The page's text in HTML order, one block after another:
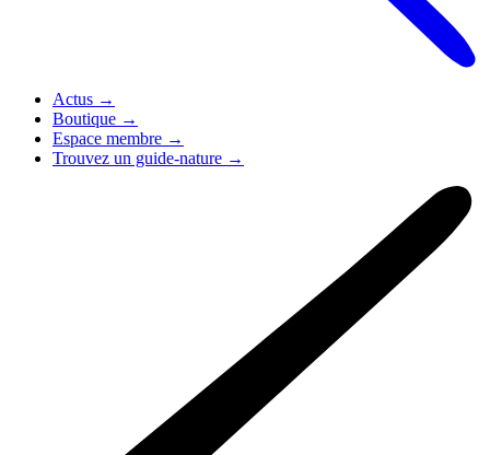
Actus →
Boutique →
Espace membre →
Trouvez un guide-nature →